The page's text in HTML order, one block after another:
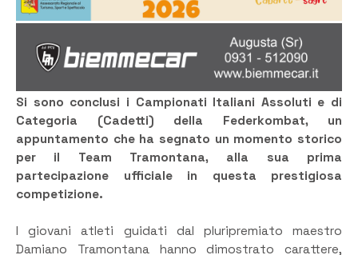
Si sono conclusi i Campionati Italiani Assoluti e di
Categoria (Cadetti) della Federkombat, un
appuntamento che ha segnato un momento storico
per il Team Tramontana, alla sua prima
partecipazione ufficiale in questa prestigiosa
competizione.
I giovani atleti guidati dal pluripremiato maestro
Damiano Tramontana hanno dimostrato carattere,